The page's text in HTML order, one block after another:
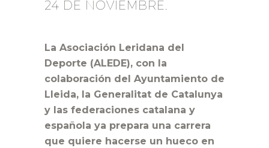
24 DE NOVIEMBRE.
La Asociación Leridana del
Deporte (ALEDE), con la
colaboración del Ayuntamiento de
Lleida, la Generalitat de Catalunya
y las federaciones catalana y
española ya prepara una carrera
que quiere hacerse un hueco en